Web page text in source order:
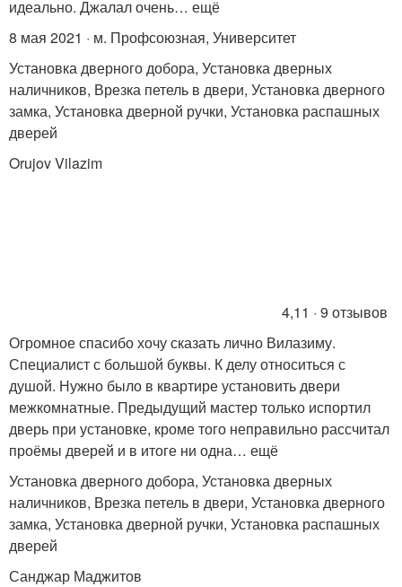
идеально. Джалал очень… ещё
8 мая 2021 · м. Профсоюзная, Университет
Установка дверного добора, Установка дверных
наличников, Врезка петель в двери, Установка дверного
замка, Установка дверной ручки, Установка распашных
дверей
Orujov Vilazim
4,11 · 9 отзывов
Огромное спасибо хочу сказать лично Вилазиму.
Специалист с большой буквы. К делу относиться с
душой. Нужно было в квартире установить двери
межкомнатные. Предыдущий мастер только испортил
дверь при установке, кроме того неправильно рассчитал
проёмы дверей и в итоге ни одна… ещё
Установка дверного добора, Установка дверных
наличников, Врезка петель в двери, Установка дверного
замка, Установка дверной ручки, Установка распашных
дверей
Санджар Маджитов